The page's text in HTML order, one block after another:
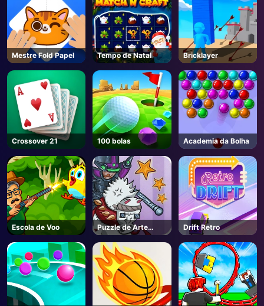
Mestre Fold Papel Tempo de Natal Bricklayer
Crossover 21 100 bolas Academia da Bolha
Escola de Voo
Puzzle de Arte
Swipe
Drift Retro